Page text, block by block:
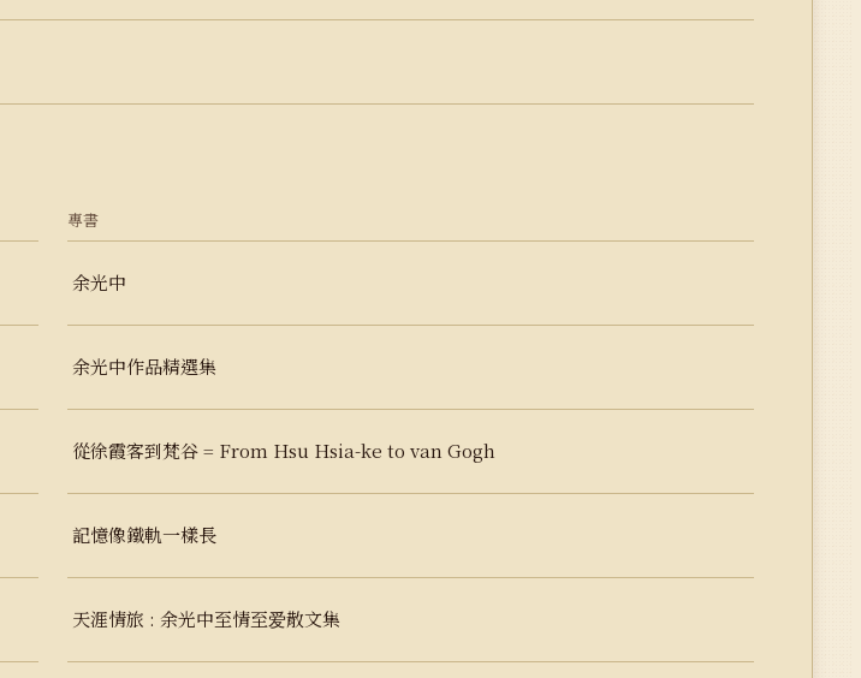
專書
余光中
余光中作品精選集
從徐霞客到梵谷 = From Hsu Hsia-ke to van Gogh
記憶像鐵軌一樣長
天涯情旅 : 余光中至情至爱散文集